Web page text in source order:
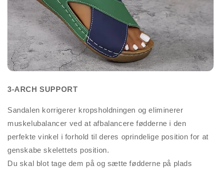
3-ARCH SUPPORT
Sandalen korrigerer kropsholdningen og eliminerer
muskelubalancer ved at afbalancere fødderne i den
perfekte vinkel i forhold til deres oprindelige position for at
genskabe skelettets position.
Du skal blot tage dem på og sætte fødderne på plads